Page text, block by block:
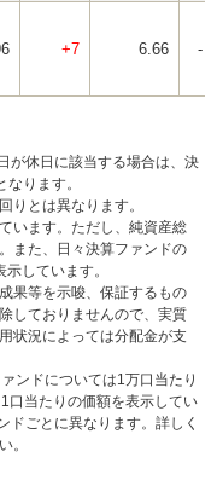
+7 6.66 -
が休日に該当する場合は、決
ります。
りとは異なります。
います。ただし、純資産総
また、日々決算ファンドの
しています。
果等を示唆、保証するもの
しておりませんので、実質
状況によっては分配金が支
ンドについては1万口当たり
口当たりの価額を表示してい
ドごとに異なります。詳しく
。